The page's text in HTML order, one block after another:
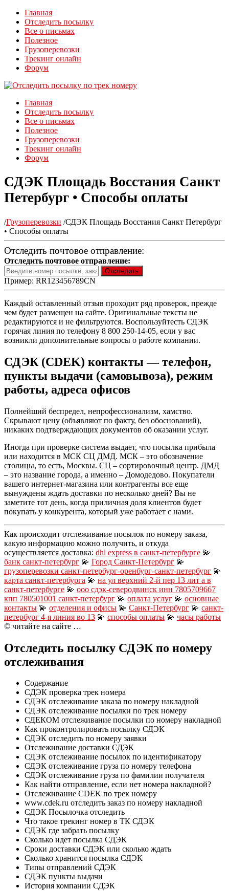
Главная
Отследить посылку
Все о письмах
Полезное
Грузоперевозки
Трекинг онлайн
Форум
Главная
Отследить посылку
Все о письмах
Полезное
Грузоперевозки
Трекинг онлайн
Форум
СДЭК Площадь Восстания Санкт
Петербург • Способы оплаты
/Грузоперевозки /СДЭК Площадь Восстания Санкт Петербург
• Способы оплаты
Отследить почтовое отправление:
Отследить почтовое отправление:
Пример: RR123456789CN
Каждый оставленный отзыв проходит ряд проверок, прежде
чем будет размещен на сайте. Оригинальные тексты не
редактируются и не фильтруются. Воспользуйтесть СДЭК
горячая линия по телефону 8 800 250-14-05, если у вас
возникли дополнительные вопросы о работе компании.
СДЭК (CDEK) контакты — телефон,
пункты выдачи (самовывоза), режим
работы, адреса офисов
Полнейший беспредел, непрофессионализм, хамство.
Скрывают цену (объявляют по факту, без обоснований),
никаких подтверждающих документов об оказании услуг.
Иногда при проверке система выдает, что посылка прибыла
или находится в МСК СЦ ДМД. МСК – это обозначение
столицы, то есть, Москвы. СЦ – сортировочный центр. ДМД
– это название города, а именно – Домодедово. Покупатели
вашего интернет-магазина или контрагенты все еще
вынуждены ждать доставки по несколько дней? Вы не
заметите тот день, когда приличная доля клиентов будет
покупать у конкурента, который уже работает с нами.
Как происходит отслеживание посылок по номеру заказа,
какую информацию можно получить, и откуда
осуществляется доставка: dhl express в санкт-петербурге 💫
банк санкт-петербург 💫 Город Санкт-Петербург 💫
грузоперевозки санкт-петербург-оренбург-санкт-петербург 💫
карта санкт-петербурга 💫 на ул верхний 2-й пер 13 лит а в
санкт-петербурге 💫 ооо сдэк-северодвинск инн 7805709667
кпп 780501001 санкт-петербург 💫 оплата услуг 💫 основные
контакты 💫 отделения и офисы 💫 Санкт-Петербург 💫 санкт-
петербург 4-я линия во 13 💫 способы оплаты 💫 часы работы
© читайте на сайте …
Отследить посылку СДЭК по номеру
отслеживания
Содержание
CДЭК проверка трек номера
СДЭК отслеживание заказа по номеру накладной
СДЭК отслеживание посылки по трек номеру
СДЕКОМ отслеживание посылки по номеру накладной
Как проконтролировать посылку СДЭК
СДЭК отследить по номеру заявки
Отслеживание доставки СДЭК
СДЭК отслеживание посылок по идентификатору
СДЭК отслеживание груза по номеру телефона
СДЭК отслеживание груза по фамилии получателя
Как найти отправление, если нет номера накладной?
Отслеживание CDEK по трек номеру
www.cdek.ru отследить заказ по номеру накладной
СДЭК Посылочка отследить
Что такое трекинг номер в ТК СДЭК
СДЭК где забрать посылку
Сколько идет посылка СДЭК
Сроки доставки СДЭК или сколько ждать
Сколько хранится посылка СДЭК
Типы отправлений СДЭК
СДЭК пункты выдачи
История компании СДЭК